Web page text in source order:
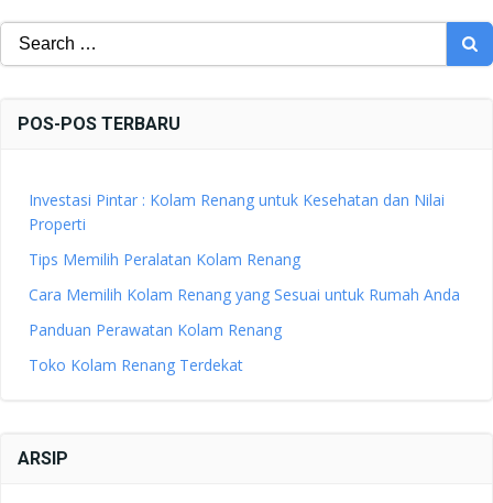
Search
for:
POS-POS TERBARU
Investasi Pintar : Kolam Renang untuk Kesehatan dan Nilai
Properti
Tips Memilih Peralatan Kolam Renang
Cara Memilih Kolam Renang yang Sesuai untuk Rumah Anda
Panduan Perawatan Kolam Renang
Toko Kolam Renang Terdekat
ARSIP